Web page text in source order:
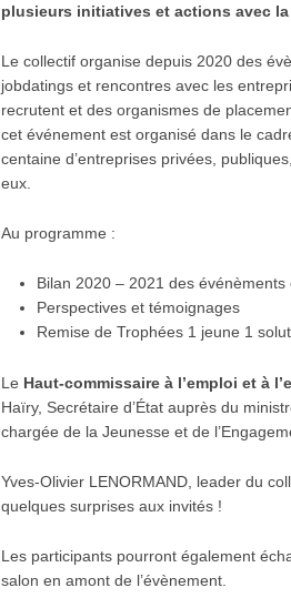
plusieurs initiatives et actions avec
Le collectif organise depuis 2020 des
jobdatings et rencontres avec les
recrutent et des organismes de
cet événement est organisé dans le
centaine d’entreprises privées, publiques,
eux.
Au programme :
Bilan 2020 – 2021 des
Perspectives et témoignages
Remise de Trophées 1 jeune 1
Le Haut-commissaire à l’emploi et à
Haïry, Secrétaire d’État auprès du
chargée de la Jeunesse et de
Yves-Olivier LENORMAND, leader du
quelques surprises aux invités !
Les participants pourront également
salon en amont de l’évènement.